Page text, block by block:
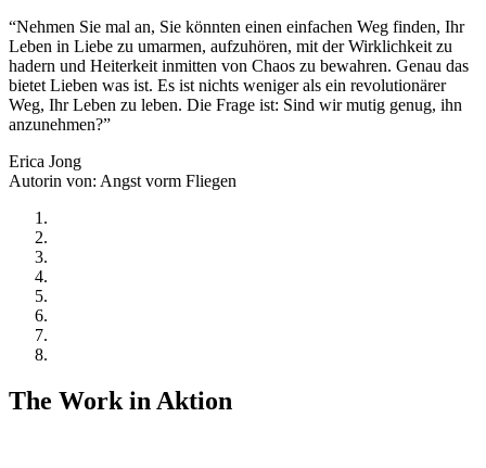
“Nehmen Sie mal an, Sie könnten einen einfachen Weg finden, Ihr
Leben in Liebe zu umarmen, aufzuhören, mit der Wirklichkeit zu
hadern und Heiterkeit inmitten von Chaos zu bewahren. Genau das
bietet Lieben was ist. Es ist nichts weniger als ein revolutionärer
Weg, Ihr Leben zu leben. Die Frage ist: Sind wir mutig genug, ihn
anzunehmen?”
Erica Jong
Autorin von: Angst vorm Fliegen
The Work in Aktion